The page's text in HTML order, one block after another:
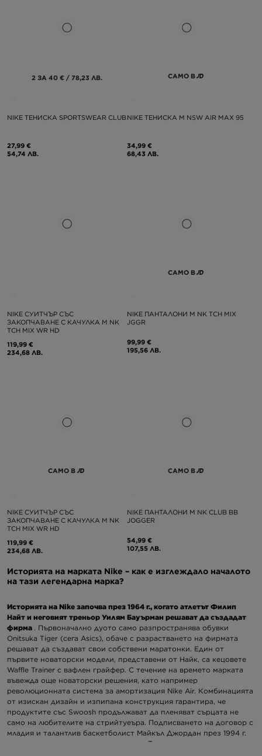
2 ЗА 40 € / 78,23 ЛВ.
NIKE ТЕНИСКА SPORTSWEAR CLUB
27,99 €
54,74 ЛВ.
САМО В
NIKE ТЕНИСКА M NSW AIR MAX 95
34,99 €
68,43 ЛВ.
NIKE СУИТЧЪР СЪС
ЗАКОПЧАВАНЕ С КАЧУЛКА M NK
TCH MIX WR HD
119,99 €
234,68 ЛВ.
САМО В
NIKE ПАНТАЛОНИ M NK TCH MIX
JGGR
99,99 €
195,56 ЛВ.
САМО В
NIKE СУИТЧЪР СЪС
ЗАКОПЧАВАНЕ С КАЧУЛКА M NK
TCH MIX WR HD
119,99 €
234,68 ЛВ.
САМО В
NIKE ПАНТАЛОНИ M NK CLUB BB
JOGGER
54,99 €
107,55 ЛВ.
Историята на марката Nike – как е изглеждало началото
на тази легендарна марка?
Историята на Nike започва през 1964 г., когато атлетът Филип
Найт и неговият треньор Уилям Бауърман решават да създадат
фирма . Първоначално дуото само разпространява обувки
Onitsuka Tiger (сега Asics), обаче с разрастването на фирмата
решават да създават свои собствени маратонки. Един от
първите новаторски модели, представени от Найк, са кецовете
Waffle Trainer с вафлен грайфер. С течение на времето марката
въвежда още новаторски решения, като например
революционната система за амортизация Nike Air. Комбинацията
от изискан дизайн и изпипана конструкция гарантира, че
продуктите със Swoosh продължават да пленяват сърцата не
само на любителите на стрийтуеъра. Подписването на договор с
младия и талантлив баскетболист Майкъл Джордан през 1994 г.
също е изключително важен момент. Така се ражда